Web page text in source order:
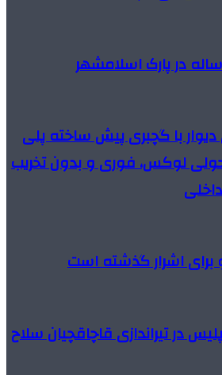
با گچبری پیش ساخته پلی
لوکس، فوری و بدون تخریب
برای اشرار گذشته است
در تیراندازی قاچاقچیان سلاح